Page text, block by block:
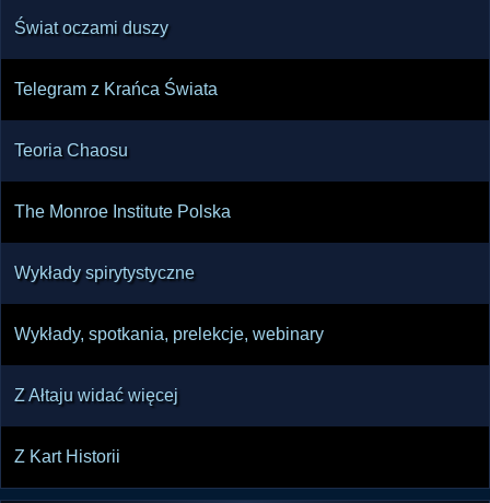
Świat oczami duszy
Telegram z Krańca Świata
Teoria Chaosu
The Monroe Institute Polska
Wykłady spirytystyczne
Wykłady, spotkania, prelekcje, webinary
Z Ałtaju widać więcej
Z Kart Historii